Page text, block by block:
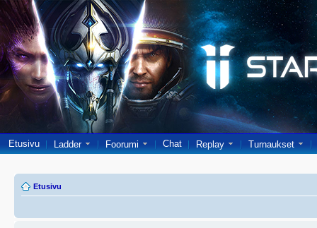
Etusivu Ladder Foorumi Chat Replay Turnaukset
Etusivu